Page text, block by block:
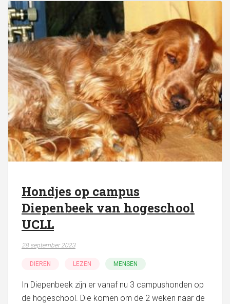
Hondjes op campus
Diepenbeek van hogeschool
UCLL
28 september 2023
DIEREN LEZEN MENSEN
In Diepenbeek zijn er vanaf nu 3 campushonden op
de hogeschool. Die komen om de 2 weken naar de